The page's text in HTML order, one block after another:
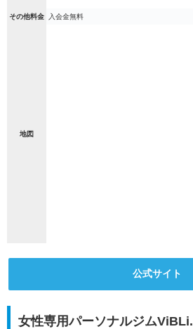
その他料金 入会金無料
地図
公式サイト
女性専用パーソナルジムViBLi.